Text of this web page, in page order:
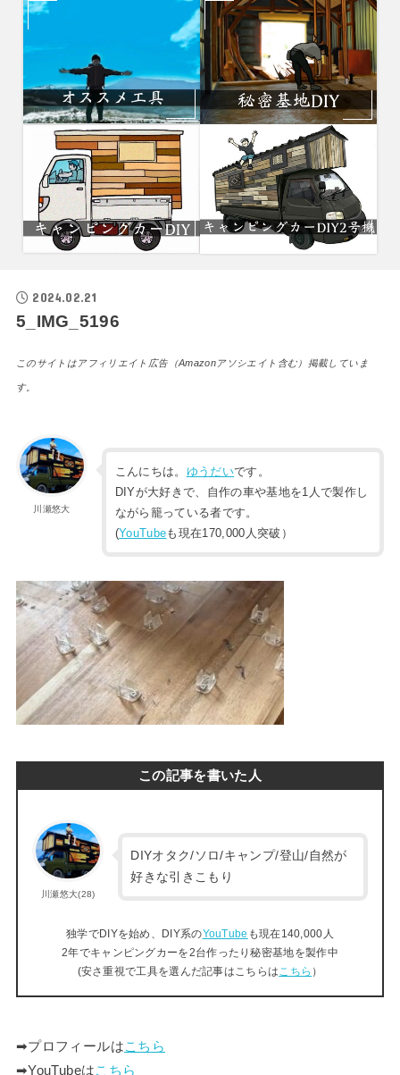
2024.02.21
5_IMG_5196
このサイトはアフィリエイト広告（Amazonアソシエイト含む）掲載していま
す。
川瀬悠大
こんにちは。 ゆうだいです。
DIYが大好きで、自作の車や基地を1人で製作し
ながら籠っている者です。
(YouTubeも現在170,000人突破）
この記事を書いた人
川瀬悠大(28)
DIYオタク/ソロ/キャンプ/登山/自然が
好きな引きこもり
独学でDIYを始め、DIY系のYouTube も現在140,000人
2年でキャンピングカーを2台作ったり秘密基地を製作中
(安さ重視で工具を選んだ記事はこちらは こちら ）
➡︎プロフィールはこちら
➡︎YouTubeはこちら